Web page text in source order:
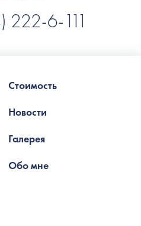
222-6-111
Стоимость
Новости
Галерея
Обо мне